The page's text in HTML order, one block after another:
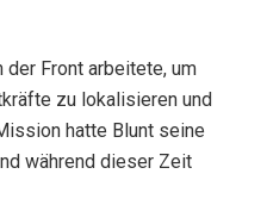
der Front arbeitete, um
zu lokalisieren und
hatte Blunt seine
während dieser Zeit